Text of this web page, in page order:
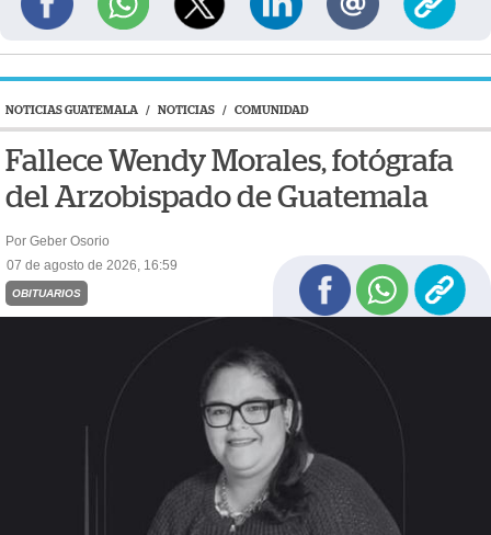
NOTICIAS GUATEMALA / NOTICIAS / COMUNIDAD
Fallece Wendy Morales, fotógrafa
del Arzobispado de Guatemala
Por Geber Osorio
07 de agosto de 2026, 16:59
OBITUARIOS